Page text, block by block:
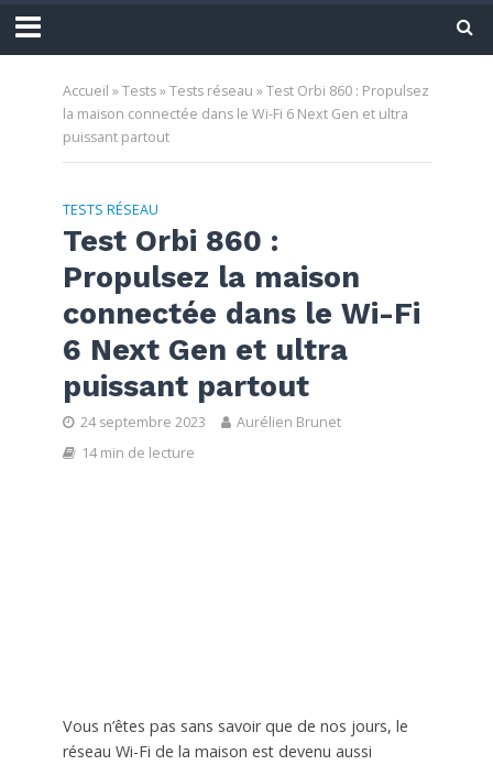
Accueil »Tests»Tests réseau »Test Orbi 860 : Propulsez
la maison connectée dans le Wi-Fi 6 Next Gen et ultra
puissant partout
TESTS RÉSEAU
Test Orbi 860 :
Propulsez la maison
connectée dans le Wi-Fi
6 Next Gen et ultra
puissant partout
24 septembre 2023
Aurélien Brunet
14 min de lecture
Vous n’êtes pas sans savoir que de nos jours, le
réseau Wi-Fi de la maison est devenu aussi